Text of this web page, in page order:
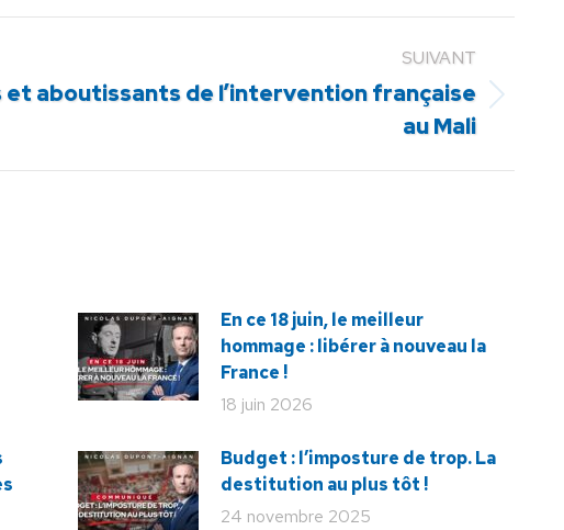
SUIVANT
aboutissants de l’intervention française
au Mali
En ce 18 juin, le meilleur
hommage : libérer à nouveau la
France !
18 juin 2026
Budget : l’imposture de trop. La
destitution au plus tôt !
24 novembre 2025